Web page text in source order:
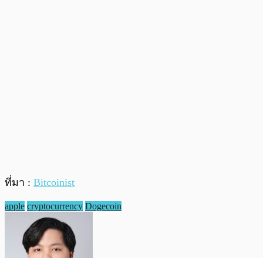
ที่มา : Bitcoinist
apple cryptocurrency Dogecoin